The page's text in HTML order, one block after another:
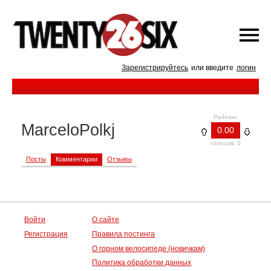
Зарегистрируйтесь или введите логин
Рейтинг
0.00
голосов: 0
MarceloPolkj
Посты Комментарии Отзывы
Войти
Регистрация
О сайте
Правила постинга
О горном велосипеде (новичкам)
Политика обработки данных